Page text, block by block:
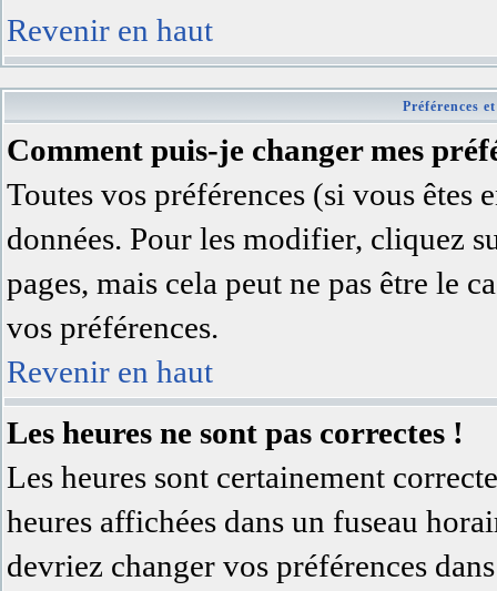
Revenir en haut
Préférences
Comment puis-je changer mes
Toutes vos préférences (si vous êtes
données. Pour les modifier, cliquez
pages, mais cela peut ne pas être le
vos préférences.
Revenir en haut
Les heures ne sont pas correctes !
Les heures sont certainement
heures affichées dans un fuseau
devriez changer vos préférences